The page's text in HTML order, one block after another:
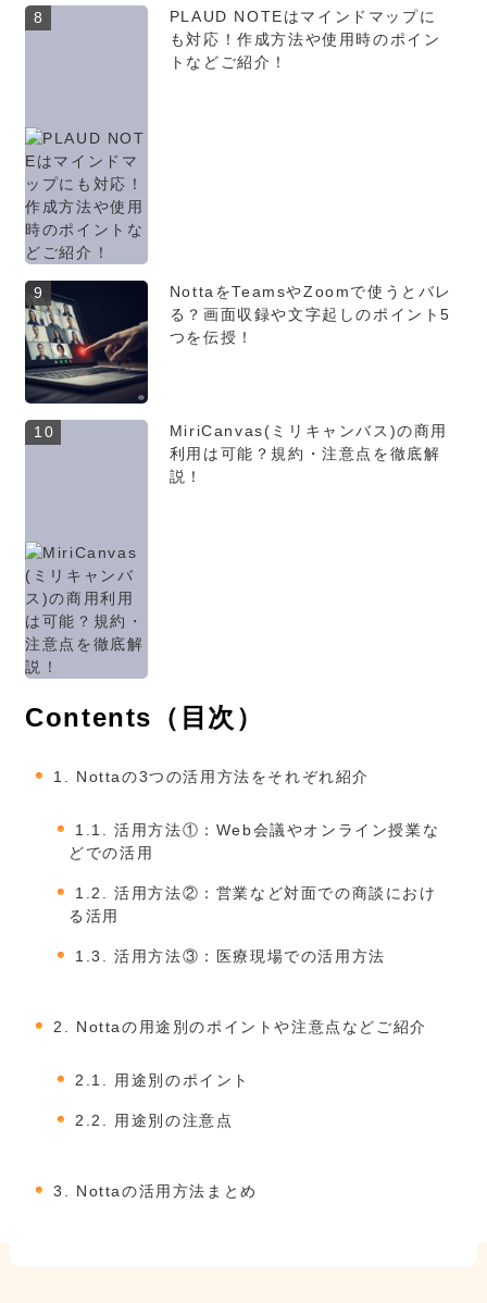
8
PLAUD NOTEはマインドマップに
も対応！作成方法や使用時のポイン
トなどご紹介！
9
NottaをTeamsやZoomで使うとバレ
る？画面収録や文字起しのポイント5
つを伝授！
10
MiriCanvas(ミリキャンバス)の商用
利用は可能？規約・注意点を徹底解
説！
Contents（目次）
1. Nottaの3つの活用方法をそれぞれ紹介
1.1. 活用方法①：Web会議やオンライン授業な
どでの活用
1.2. 活用方法②：営業など対面での商談におけ
る活用
1.3. 活用方法③：医療現場での活用方法
2. Nottaの用途別のポイントや注意点などご紹介
2.1. 用途別のポイント
2.2. 用途別の注意点
3. Nottaの活用方法まとめ